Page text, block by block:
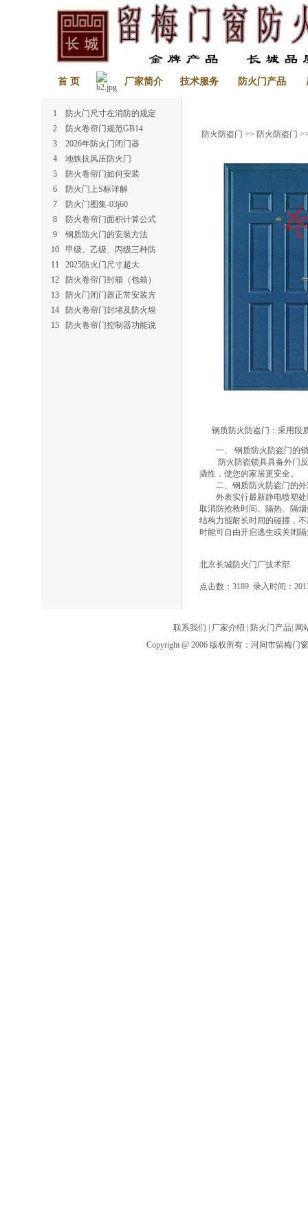
首 页 厂家简介 技术服务 防火门产品
1
防火门尺寸在消防的规定
2
防火卷帘门规范GB14
3
2026年防火门闭门器
4
地铁抗风压防火门
5
防火卷帘门如何安装
6
防火门上S标详解
7
防火门图集-03j60
8
防火卷帘门面积计算公式
9
钢质防火门的安装方法
10
甲级、乙级、丙级三种防
11
2025防火门尺寸超大
12
防火卷帘门封箱（包箱）
13
防火门闭门器正常安装方
14
防火卷帘门封堵及防火墙
15
防火卷帘门控制器功能说
防火防盗门 >> 防火防盗门
钢质防火防盗门 ：采用段
一、 钢质防火防盗门的
防火防盗锁具具备外门反
撬性，使您的家居更安全。
二、钢质防火防盗门的外
外表实行最新静电喷塑处
取消防抢救时间。隔热、隔
结构力能耐长时间的碰撞，
时能可自由开启逃生或关闭
北京长城防火门厂技术部
点击数：3189 录入时间：
联系我们 厂家介绍 防火门产品 网
Copyright @ 2006 版权所有：河间市留梅门